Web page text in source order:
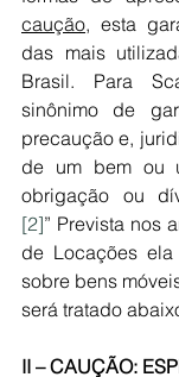
caução, esta
das mais
Brasil. Para
sinônimo de
precaução e,
de um bem ou
obrigação ou
[2]” Prevista nos
de Locações
sobre bens
será tratado
II – CAUÇÃO: